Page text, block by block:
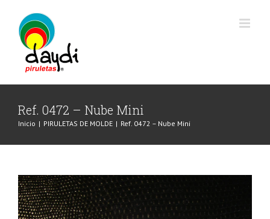
contenido
Ref. 0472 – Nube Mini
Inicio | PIRULETAS DE MOLDE | Ref. 0472 – Nube Mini